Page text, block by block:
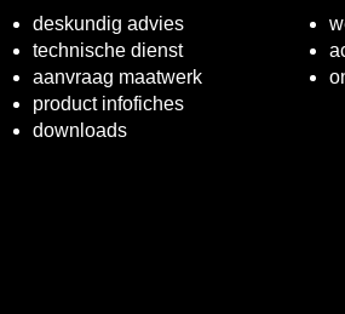
deskundig advies
technische dienst
aanvraag maatwerk
product infofiches
downloads